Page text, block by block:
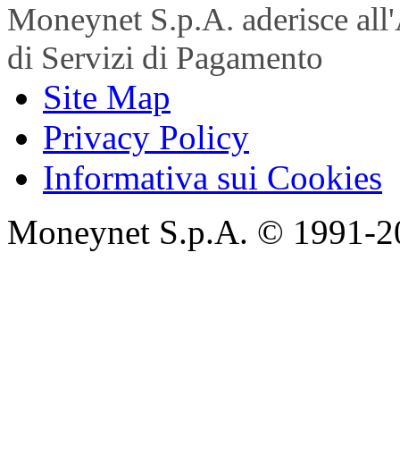
Moneynet S.p.A. aderisce
di Servizi di Pagamento
Site Map
Privacy Policy
Informativa sui Cookies
Moneynet S.p.A. © 1991-